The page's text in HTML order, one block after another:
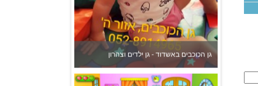
גן הכוכבים באשדוד - גן ילדים וצהרון